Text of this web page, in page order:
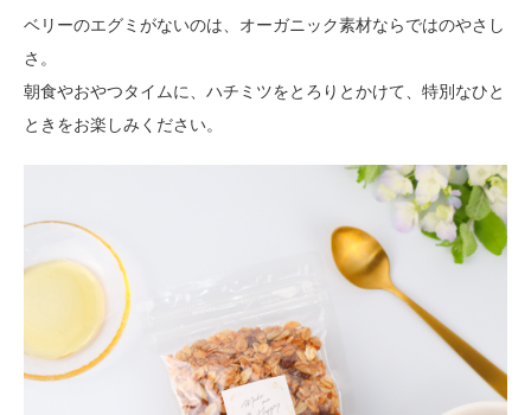
ベリーのエグミがないのは、オーガニック素材ならではのやさし
さ。
朝食やおやつタイムに、ハチミツをとろりとかけて、特別なひと
ときをお楽しみください。